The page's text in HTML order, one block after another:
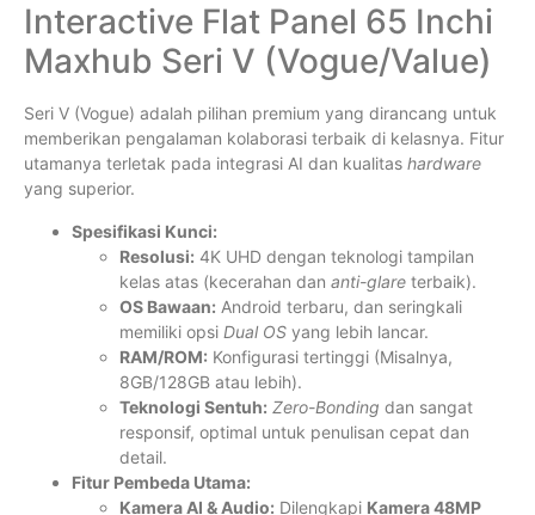
Interactive Flat Panel 65 Inchi
Maxhub Seri V (Vogue/Value)
Seri V (Vogue) adalah pilihan premium yang dirancang untuk
memberikan pengalaman kolaborasi terbaik di kelasnya. Fitur
utamanya terletak pada integrasi AI dan kualitas hardware
yang superior.
Spesifikasi Kunci:
Resolusi: 4K UHD dengan teknologi tampilan
kelas atas (kecerahan dan anti-glare terbaik).
OS Bawaan: Android terbaru, dan seringkali
memiliki opsi Dual OS yang lebih lancar.
RAM/ROM: Konfigurasi tertinggi (Misalnya,
8GB/128GB atau lebih).
Teknologi Sentuh: Zero-Bonding dan sangat
responsif, optimal untuk penulisan cepat dan
detail.
Fitur Pembeda Utama:
Kamera AI & Audio: Dilengkapi Kamera 48MP